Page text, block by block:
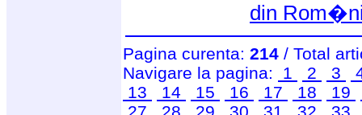
din
Pagina curenta: 214 / Total
Navigare la pagina:
1 2 3
13
14 15 16 17 18 19